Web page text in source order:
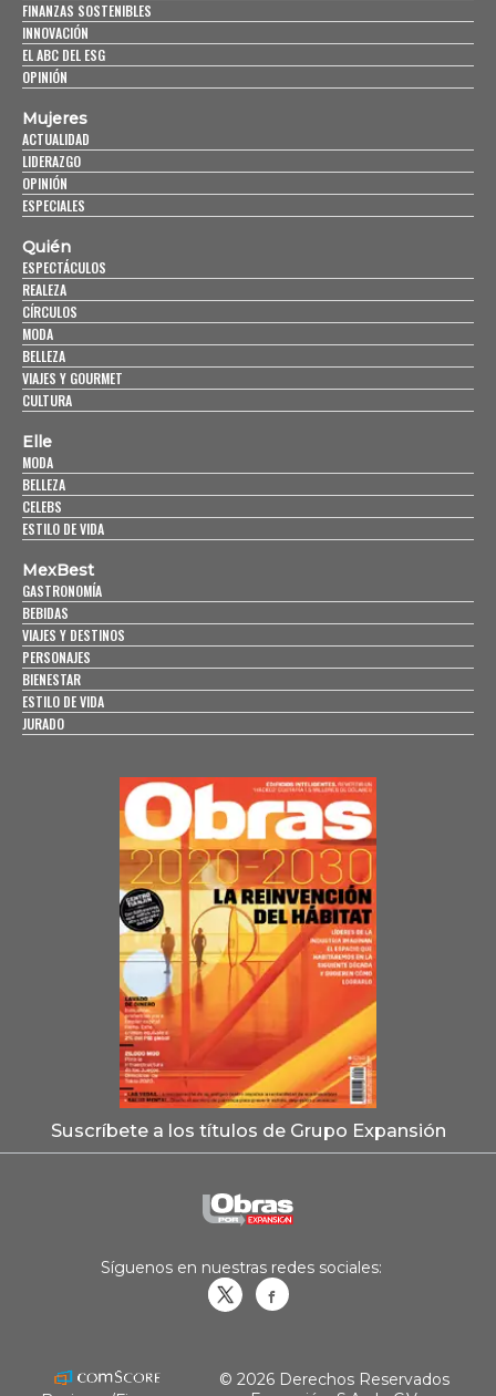
FINANZAS SOSTENIBLES
INNOVACIÓN
EL ABC DEL ESG
OPINIÓN
Mujeres
ACTUALIDAD
LIDERAZGO
OPINIÓN
ESPECIALES
Quién
ESPECTÁCULOS
REALEZA
CÍRCULOS
MODA
BELLEZA
VIAJES Y GOURMET
CULTURA
Elle
MODA
BELLEZA
CELEBS
ESTILO DE VIDA
MexBest
GASTRONOMÍA
BEBIDAS
VIAJES Y DESTINOS
PERSONAJES
BIENESTAR
ESTILO DE VIDA
JURADO
Suscríbete a los títulos de Grupo Expansión
Síguenos en nuestras redes sociales:
© 2026 Derechos Reservados